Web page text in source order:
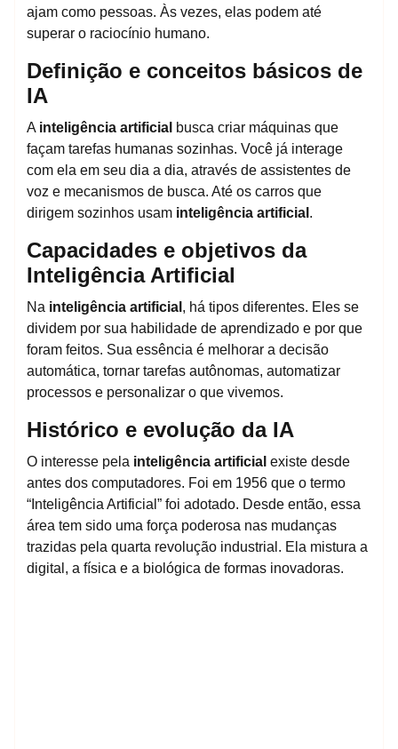
ajam como pessoas. Às vezes, elas podem até
superar o raciocínio humano.
Definição e conceitos básicos de
IA
A inteligência artificial busca criar máquinas que
façam tarefas humanas sozinhas. Você já interage
com ela em seu dia a dia, através de assistentes de
voz e mecanismos de busca. Até os carros que
dirigem sozinhos usam inteligência artificial .
Capacidades e objetivos da
Inteligência Artificial
Na inteligência artificial , há tipos diferentes. Eles se
dividem por sua habilidade de aprendizado e por que
foram feitos. Sua essência é melhorar a decisão
automática, tornar tarefas autônomas, automatizar
processos e personalizar o que vivemos.
Histórico e evolução da IA
O interesse pela inteligência artificial existe desde
antes dos computadores. Foi em 1956 que o termo
“Inteligência Artificial” foi adotado. Desde então, essa
área tem sido uma força poderosa nas mudanças
trazidas pela quarta revolução industrial. Ela mistura a
digital, a física e a biológica de formas inovadoras.